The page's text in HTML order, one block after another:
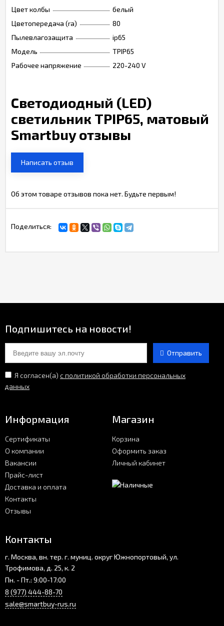
Цвет колбы
белый
Цветопередача (ra)
80
Пылевлагозащита
ip65
Модель
TPIP65
Рабочее напряжение
220-240 V
Светодиодный (LED)
светильник TPIP65, матовый
Smartbuy отзывы
Написать отзыв
Об этом товаре отзывов пока нет. Будьте первым!
Поделиться:
Подпишитесь на новости!
Отправить
Я согласен(a) с политикой обработки персональных
данных
Информация
Сертификаты
О компании
Вакансии
Прайс-лист
Доставка и оплата
Контакты
Отзывы
Магазин
Корзина
Оформить заказ
Личный кабинет
Контакты
г. Москва, вн. тер. г. муниц. округ Южнопортовый, ул.
Трофимова, д. 25, к. 2
Пн. - Пт.: 9:00-17:00
8 (977) 444-88-70
sale@smartbuy-rus.ru